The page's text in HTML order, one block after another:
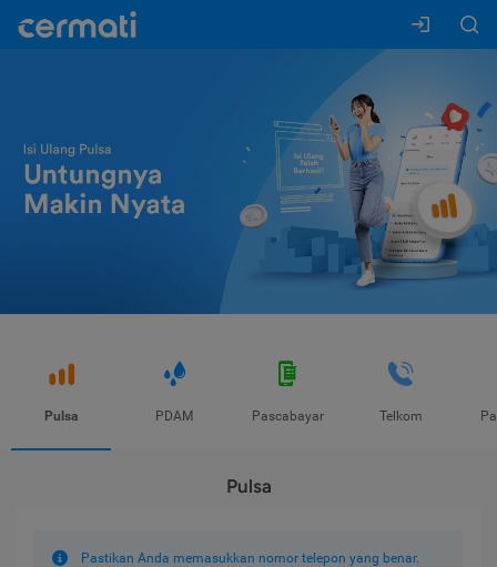
Pulsa PDAM Pascabayar Telkom
Pulsa
Pastikan Anda memasukkan nomor telepon yang benar.